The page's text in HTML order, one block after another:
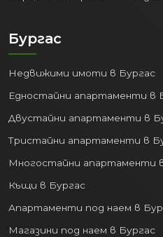
Бургас
Недвижими имоти в Бургас
Едностайни апартаменти в
Двустайни апартаменти в
Тристайни апартаменти в
Многостайни апартаменти
Къщи в Бургас
Апартаменти под наем в
Магазини под наем в Бургас